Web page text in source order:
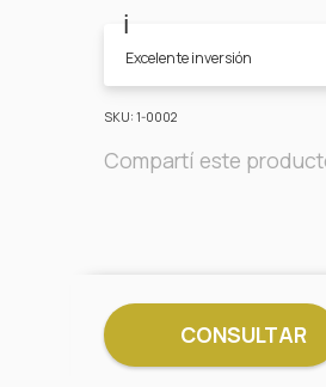
ℹ️
Excelente inversión
SKU: 1-0002
Compartí este
CONSULTAR